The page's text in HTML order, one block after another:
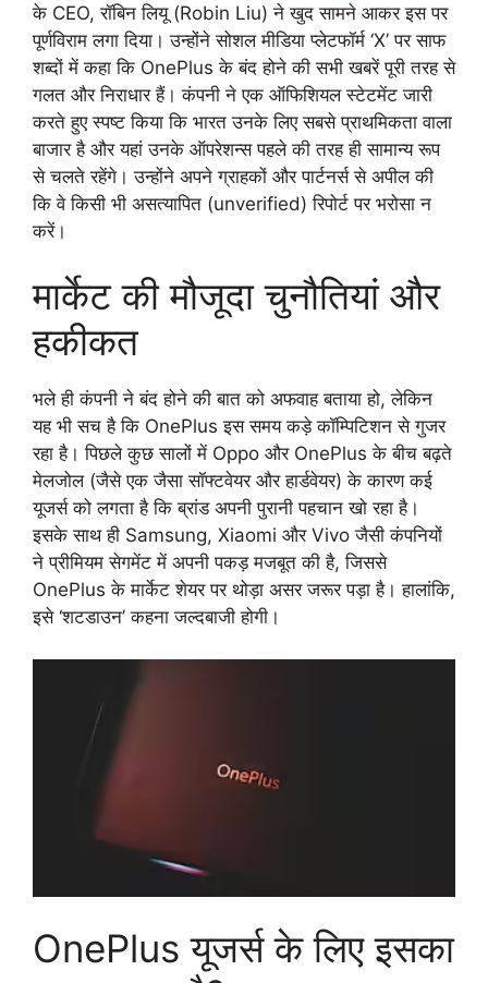
के CEO, रॉबिन लियू (Robin Liu) ने खुद सामने आकर इस पर
पूर्णविराम लगा दिया। उन्होंने सोशल मीडिया प्लेटफॉर्म ‘X’ पर साफ
शब्दों में कहा कि OnePlus के बंद होने की सभी खबरें पूरी तरह से
गलत और निराधार हैं। कंपनी ने एक ऑफिशियल स्टेटमेंट जारी
करते हुए स्पष्ट किया कि भारत उनके लिए सबसे प्राथमिकता वाला
बाजार है और यहां उनके ऑपरेशन्स पहले की तरह ही सामान्य रूप
से चलते रहेंगे। उन्होंने अपने ग्राहकों और पार्टनर्स से अपील की
कि वे किसी भी असत्यापित (unverified) रिपोर्ट पर भरोसा न
करें।
मार्केट की मौजूदा चुनौतियां और
हकीकत
भले ही कंपनी ने बंद होने की बात को अफवाह बताया हो, लेकिन
यह भी सच है कि OnePlus इस समय कड़े कॉम्पिटिशन से गुजर
रहा है। पिछले कुछ सालों में Oppo और OnePlus के बीच बढ़ते
मेलजोल (जैसे एक जैसा सॉफ्टवेयर और हार्डवेयर) के कारण कई
यूजर्स को लगता है कि ब्रांड अपनी पुरानी पहचान खो रहा है।
इसके साथ ही Samsung, Xiaomi और Vivo जैसी कंपनियों
ने प्रीमियम सेगमेंट में अपनी पकड़ मजबूत की है, जिससे
OnePlus के मार्केट शेयर पर थोड़ा असर जरूर पड़ा है। हालांकि,
इसे ‘शटडाउन’ कहना जल्दबाजी होगी।
OnePlus यूजर्स के लिए इसका